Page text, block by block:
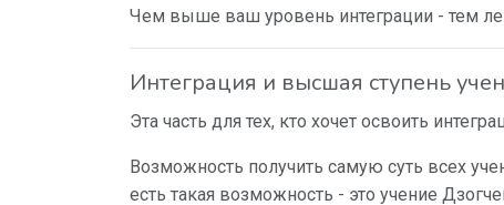
Чем выше ваш уровень интеграции - тем
Интеграция и высшая ступень
Эта часть для тех, кто хочет освоить
Возможность получить самую суть всех
есть такая возможность - это учение